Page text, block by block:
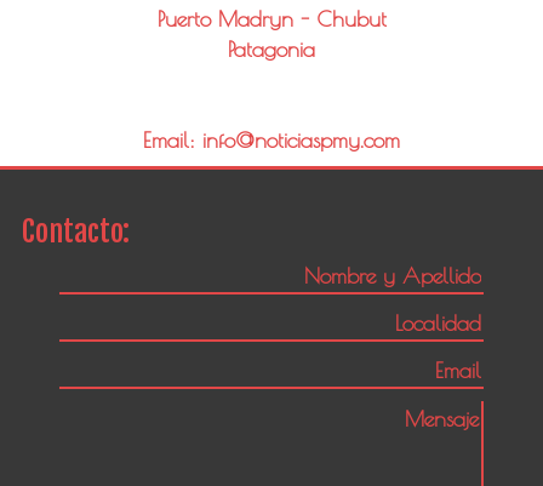
Puerto Madryn - Chubut
Patagonia
Email: info@noticiaspmy.com
Contacto: